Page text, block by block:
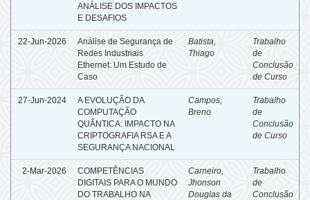
ANÁLISE DOS IMPACTOS
E DESAFIOS
22-Jun-2026
Análise de Segurança de
Redes Industriais
Ethernet: Um Estudo de
Caso
Batista,
Thiago
Trabalho
de
Conclusão
de Curso
27-Jun-2024
A EVOLUÇÃO DA
COMPUTAÇÃO
QUÂNTICA: IMPACTO NA
CRIPTOGRAFIA RSA E A
SEGURANÇA NACIONAL
Campos,
Breno
Trabalho
de
Conclusão
de Curso
2-Mar-2026
COMPETÊNCIAS
DIGITAIS PARA O MUNDO
DO TRABALHO NA
Carneiro,
Jhonson
Douglas da
Trabalho
de
Conclusão